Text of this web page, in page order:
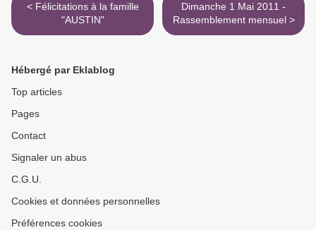
< Félicitations à la famille
"AUSTIN"
Dimanche 1 Mai 2011 -
Rassemblement mensuel >
Hébergé par Eklablog
Top articles
Pages
Contact
Signaler un abus
C.G.U.
Cookies et données personnelles
Préférences cookies